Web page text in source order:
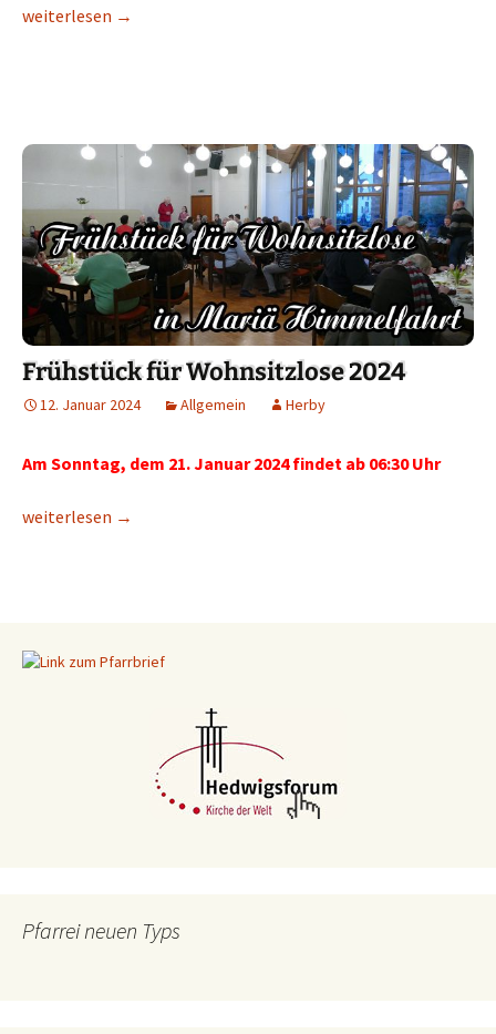
Ikonen gegen den Krieg
weiterlesen →
Frühstück für Wohnsitzlose 2024
12. Januar 2024 Allgemein Herby
Am Sonntag, dem 21. Januar 2024 findet ab 06:30 Uhr
Frühstück für Wohnsitzlose 2024
weiterlesen →
Pfarrei neuen Typs